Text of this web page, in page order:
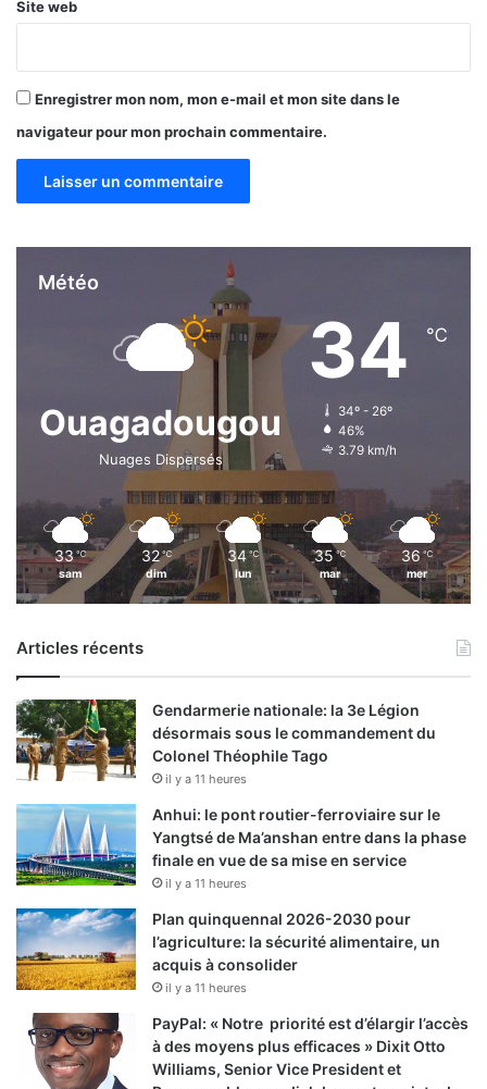
Site web
Enregistrer mon nom, mon e-mail et mon site dans le
navigateur pour mon prochain commentaire.
Météo
Ouagadougou
Nuages Dispersés
34 ℃
34º - 26º
46%
3.79 km/h
33 ℃
sam
32 ℃
dim
34 ℃
lun
35 ℃
mar
36 ℃
mer
Articles récents
Gendarmerie nationale: la 3e Légion
désormais sous le commandement du
Colonel Théophile Tago
il y a 11 heures
Anhui: le pont routier-ferroviaire sur le
Yangtsé de Ma’anshan entre dans la phase
finale en vue de sa mise en service
il y a 11 heures
Plan quinquennal 2026-2030 pour
l’agriculture: la sécurité alimentaire, un
acquis à consolider
il y a 11 heures
PayPal: « Notre priorité est d’élargir l’accès
à des moyens plus efficaces » Dixit Otto
Williams, Senior Vice President et